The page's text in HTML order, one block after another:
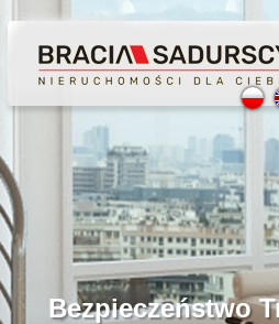
Profesjonalne
Bezpieczeństwo